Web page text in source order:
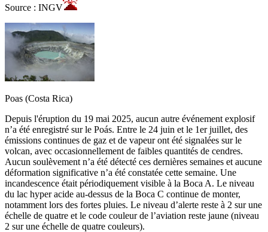
Source : INGV
Poas (Costa Rica)
Depuis l'éruption du 19 mai 2025, aucun autre événement explosif
n’a été enregistré sur le Poás. Entre le 24 juin et le 1er juillet, des
émissions continues de gaz et de vapeur ont été signalées sur le
volcan, avec occasionnellement de faibles quantités de cendres.
Aucun soulèvement n’a été détecté ces dernières semaines et aucune
déformation significative n’a été constatée cette semaine. Une
incandescence était périodiquement visible à la Boca A. Le niveau
du lac hyper acide au-dessus de la Boca C continue de monter,
notamment lors des fortes pluies. Le niveau d’alerte reste à 2 sur une
échelle de quatre et le code couleur de l’aviation reste jaune (niveau
2 sur une échelle de quatre couleurs).